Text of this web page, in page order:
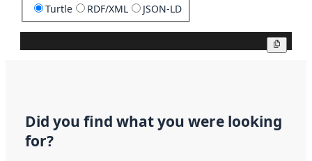
Turtle RDF/XML JSON-LD
Did you find what you were looking
for?